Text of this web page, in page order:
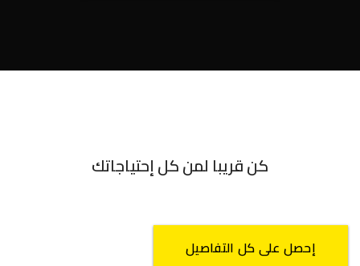
كن قريبا لمن كل إحتياجاتك
إحصل على كل التفاصيل